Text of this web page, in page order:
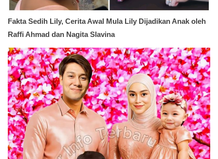
Fakta Sedih Lily, Cerita Awal Mula Lily Dijadikan Anak oleh
Raffi Ahmad dan Nagita Slavina